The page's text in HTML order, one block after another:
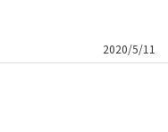
2020/5/11